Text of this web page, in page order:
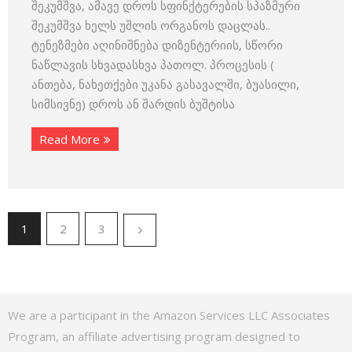
შეკუმშვა, ამავე დროს სფინქტერების სპაზმური
შეკუმშვა ხელს უშლის ორგანოს დაცლას..
ტენეზმები აღინიშნება დიზენტერიის, სწორი
ნაწლავის სხვადასხვა პათოლ. პროცესის (
ანთება, ნახეთქები უკანა გასავალში, ბუასილი,
სიმსივნე) დროს ან შარდის ბუშტისა
Read More
1 2 3
We are a participant in the Amazon Services LLC Associates
Program, an affiliate advertising program designed to